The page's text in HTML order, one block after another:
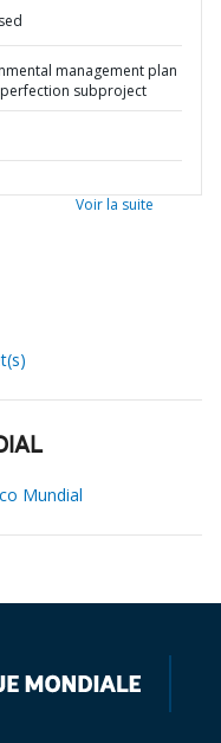
management plan
subproject
Voir la suite
Mundial